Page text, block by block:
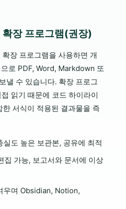
장 프로그램(권장)
장 프로그램을 사용하면 개
로 PDF, Word, Markdown 또
낼 수 있습니다. 확장 프로그
읽기 때문에 코드 하이라이
서식이 적용된 결과물을 즉
도 높은 보관본, 공유에 최적
가능, 보고서와 문서에 이상
며 Obsidian, Notion,